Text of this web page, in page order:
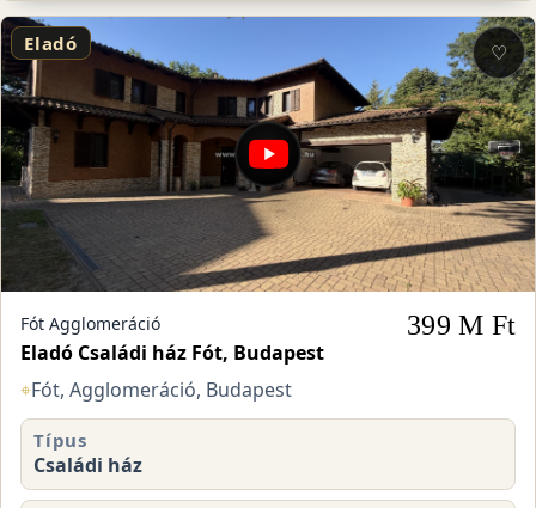
Eladó ♡
Fót Agglomeráció
Eladó Családi ház Fót, Budapest
399 M Ft
⌖Fót, Agglomeráció, Budapest
Típus
Családi ház